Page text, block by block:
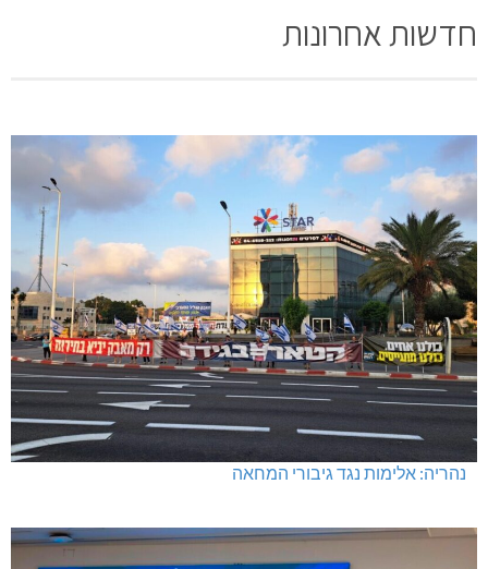
חדשות אחרונות
נהריה: אלימות נגד גיבורי המחאה